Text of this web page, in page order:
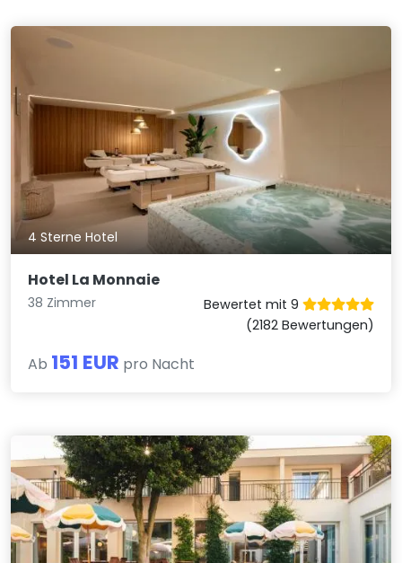
4 Sterne Hotel
Hotel La Monnaie
38 Zimmer
Bewertet mit 9
(2182 Bewertungen)
Ab 151 EUR pro Nacht